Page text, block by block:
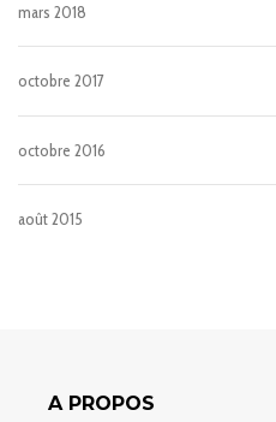
mars 2018
octobre 2017
octobre 2016
août 2015
A PROPOS